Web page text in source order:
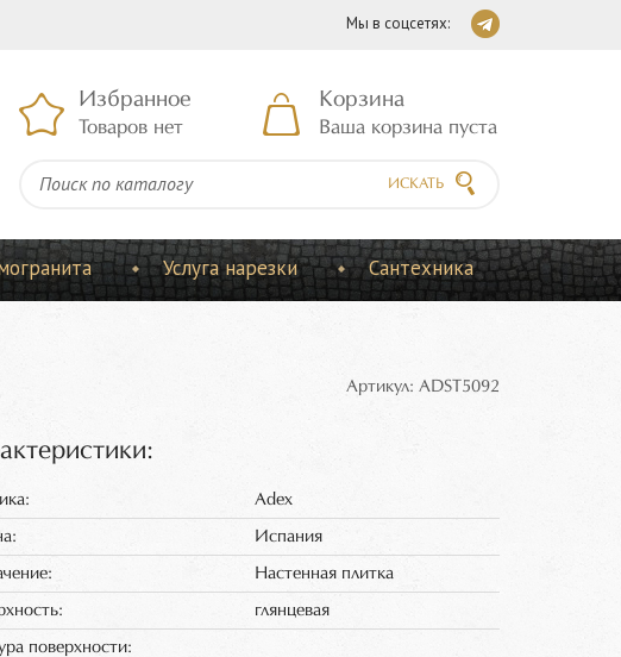
Мы в соцсетях:
Избранное
Товаров нет
Корзина
Ваша корзина пуста
ИСКАТЬ
Услуга нарезки Сантехника
Артикул: ADST5092
Adex
Испания
Настенная плитка
глянцевая
поверхности: